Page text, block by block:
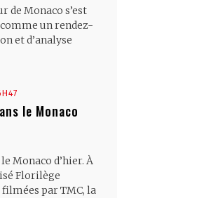
de Monaco s’est
un rendez-
et d’analyse
le Monaco
Monaco d’hier. À
Florilège
par TMC, la